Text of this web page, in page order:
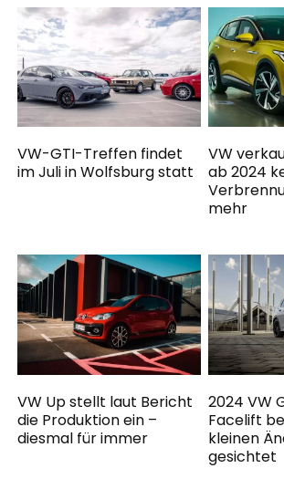
VW-GTI-Treffen findet
im Juli in Wolfsburg statt
VW
ab 2024
mehr
VW Up stellt laut Bericht
die Produktion ein –
diesmal für immer
2024 VW
Facelift
kleinen
gesichtet